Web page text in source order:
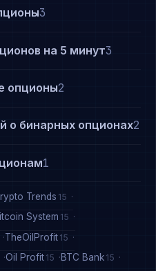
3
на 5 минут3
опционы2
о бинарных опционах2
1
Trends 15
System 15
TheOilProfit 15
Oil Profit 15 BTC Bank 15